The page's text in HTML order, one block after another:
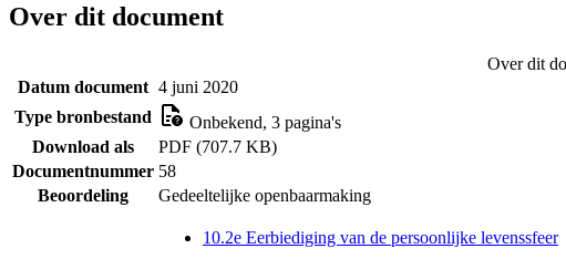
Over dit document
Over dit
Datum document 4 juni 2020
Type bronbestand
Onbekend, 3 pagina's
Download als
PDF (707.7 KB)
Documentnummer 58
Beoordeling
Gedeeltelijke openbaarmaking
10.2e Eerbiediging van de persoonlijke levenssfeer